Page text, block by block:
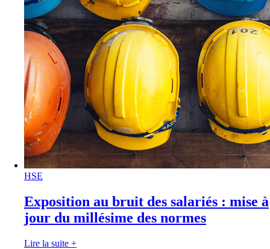
HSE
Exposition au bruit des salariés : mise à
jour du millésime des normes
Lire la suite +